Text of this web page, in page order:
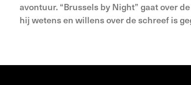
avontuur. “Brussels by Night” gaat over
hij wetens en willens over de schreef is